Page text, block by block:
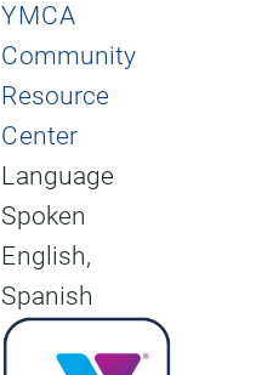
YMCA
Community
Resource
Center
Language
Spoken
English,
Spanish